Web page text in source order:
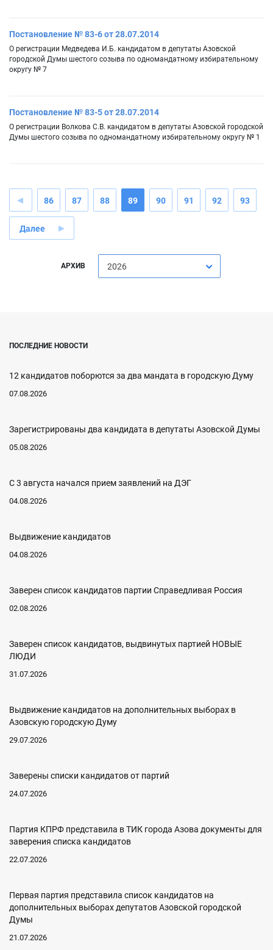
Постановление № 83-6 от 28.07.2014
О регистрации Медведева И.Б. кандидатом в депутаты Азовской
городской Думы шестого созыва по одномандатному избирательному
округу № 7
Постановление № 83-5 от 28.07.2014
О регистрации Волкова С.В. кандидатом в депутаты Азовской городской
Думы шестого созыва по одномандатному избирательному округу № 1
86 87 88 89 90 91 92 93
Далее
АРХИВ 2026
ПОСЛЕДНИЕ НОВОСТИ
12 кандидатов поборются за два мандата в городскую Думу
07.08.2026
Зарегистрированы два кандидата в депутаты Азовской Думы
05.08.2026
С 3 августа начался прием заявлений на ДЭГ
04.08.2026
Выдвижение кандидатов
04.08.2026
Заверен список кандидатов партии Справедливая Россия
02.08.2026
Заверен список кандидатов, выдвинутых партией НОВЫЕ
ЛЮДИ
31.07.2026
Выдвижение кандидатов на дополнительных выборах в
Азовскую городскую Думу
29.07.2026
Заверены списки кандидатов от партий
24.07.2026
Партия КПРФ представила в ТИК города Азова документы для
заверения списка кандидатов
22.07.2026
Первая партия представила список кандидатов на
дополнительных выборах депутатов Азовской городской
Думы
21.07.2026